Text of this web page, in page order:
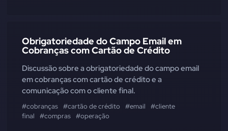
Obrigatoriedade do Campo Email em
Cobranças com Cartão de Crédito
Discussão sobre a obrigatoriedade do campo email
em cobranças com cartão de crédito e a
comunicação com o cliente final.
#cobranças #cartão de crédito #email
#cliente
final
#compras #operação